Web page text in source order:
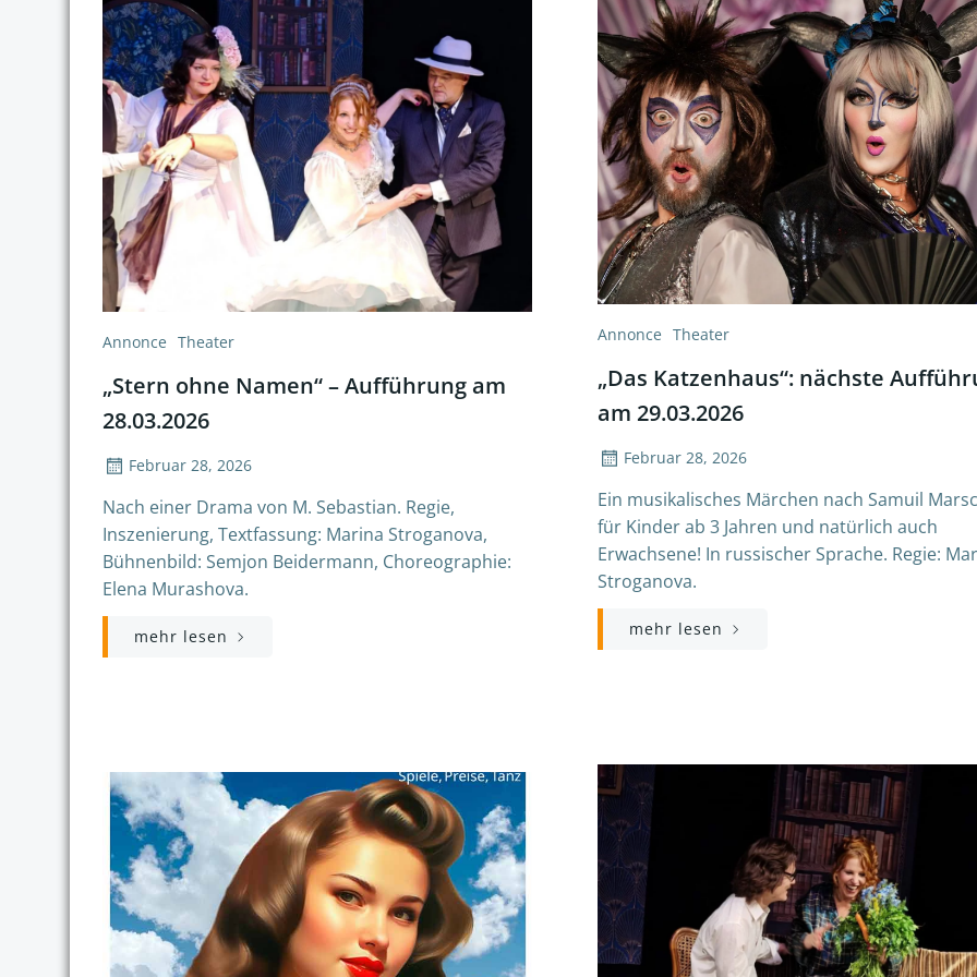
Annonce Theater
„Das Katzenhaus“: nächste
am 29.03.2026
Februar 28, 2026
Ein musikalisches Märchen nach Samuil
für Kinder ab 3 Jahren und natürlich auch
Erwachsene! In russischer Sprache. Regie:
Stroganova.
mehr lesen
Annonce Theater
„Stern ohne Namen“ – Aufführung am
28.03.2026
Februar 28, 2026
Nach einer Drama von M. Sebastian. Regie,
Inszenierung, Textfassung: Marina Stroganova,
Bühnenbild: Semjon Beidermann, Choreographie:
Elena Murashova.
mehr lesen